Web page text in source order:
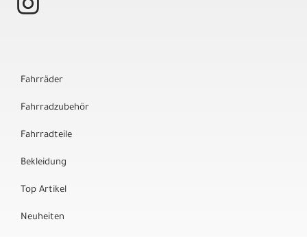
Fahrräder
Fahrradzubehör
Fahrradteile
Bekleidung
Top Artikel
Neuheiten